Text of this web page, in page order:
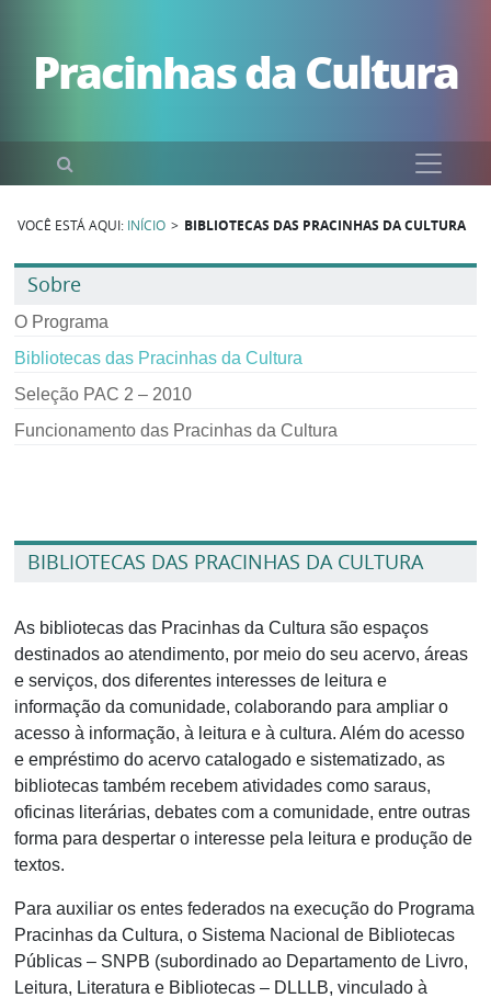
Pracinhas da Cultura
VOCÊ ESTÁ AQUI: INÍCIO > BIBLIOTECAS DAS PRACINHAS DA CULTURA
Sobre
O Programa
Bibliotecas das Pracinhas da Cultura
Seleção PAC 2 – 2010
Funcionamento das Pracinhas da Cultura
BIBLIOTECAS DAS PRACINHAS DA CULTURA
As bibliotecas das Pracinhas da Cultura são espaços
destinados ao atendimento, por meio do seu acervo, áreas
e serviços, dos diferentes interesses de leitura e
informação da comunidade, colaborando para ampliar o
acesso à informação, à leitura e à cultura. Além do acesso
e empréstimo do acervo catalogado e sistematizado, as
bibliotecas também recebem atividades como saraus,
oficinas literárias, debates com a comunidade, entre outras
forma para despertar o interesse pela leitura e produção de
textos.
Para auxiliar os entes federados na execução do Programa
Pracinhas da Cultura, o Sistema Nacional de Bibliotecas
Públicas – SNPB (subordinado ao Departamento de Livro,
Leitura, Literatura e Bibliotecas – DLLLB, vinculado à